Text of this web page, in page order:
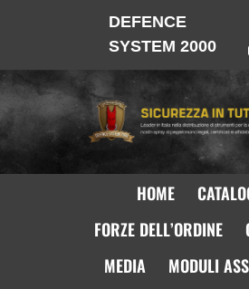
DEFENCE
SYSTEM 2000
HOME
FORZE DELL’ORDINE
MEDIA
MODULI